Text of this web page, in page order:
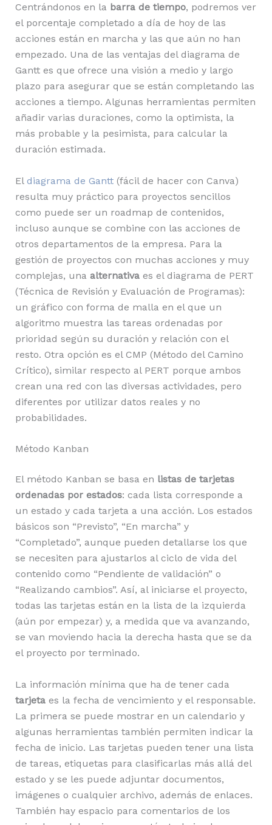
Centrándonos en la barra de tiempo, podremos ver
el porcentaje completado a día de hoy de las
acciones están en marcha y las que aún no han
empezado. Una de las ventajas del diagrama de
Gantt es que ofrece una visión a medio y largo
plazo para asegurar que se están completando las
acciones a tiempo. Algunas herramientas permiten
añadir varias duraciones, como la optimista, la
más probable y la pesimista, para calcular la
duración estimada.
El diagrama de Gantt(fácil de hacer con Canva)
resulta muy práctico para proyectos sencillos
como puede ser un roadmap de contenidos,
incluso aunque se combine con las acciones de
otros departamentos de la empresa. Para la
gestión de proyectos con muchas acciones y muy
complejas, una alternativaes el diagrama de PERT
(Técnica de Revisión y Evaluación de Programas):
un gráfico con forma de malla en el que un
algoritmo muestra las tareas ordenadas por
prioridad según su duración y relación con el
resto. Otra opción es el CMP (Método del Camino
Crítico), similar respecto al PERT porque ambos
crean una red con las diversas actividades, pero
diferentes por utilizar datos reales y no
probabilidades.
Método Kanban
El método Kanban se basa en listas de tarjetas
ordenadas por estados: cada lista corresponde a
un estado y cada tarjeta a una acción. Los estados
básicos son “Previsto”, “En marcha” y
“Completado”, aunque pueden detallarse los que
se necesiten para ajustarlos al ciclo de vida del
contenido como “Pendiente de validación” o
“Realizando cambios”. Así, al iniciarse el proyecto,
todas las tarjetas están en la lista de la izquierda
(aún por empezar) y, a medida que va avanzando,
se van moviendo hacia la derecha hasta que se da
el proyecto por terminado.
La información mínima que ha de tener cada
tarjetaes la fecha de vencimiento y el responsable.
La primera se puede mostrar en un calendario y
algunas herramientas también permiten indicar la
fecha de inicio. Las tarjetas pueden tener una lista
de tareas, etiquetas para clasificarlas más allá del
estado y se les puede adjuntar documentos,
imágenes o cualquier archivo, además de enlaces.
También hay espacio para comentarios de los